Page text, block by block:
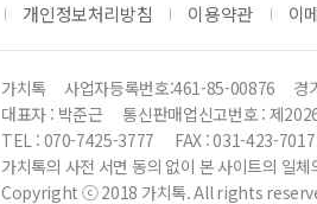
개인정보처리방침 이용약관 이
가치톡 사업자등록번호:461-85-00876
경
대표자 : 박준근
통신판매업신고번호 : 제
TEL : 070-7425-3777
FAX : 031-423-7017
가치톡의 사전 서면 동의 없이 본 사이트의 일
Copyright ⓒ 2018 가치톡. All rights